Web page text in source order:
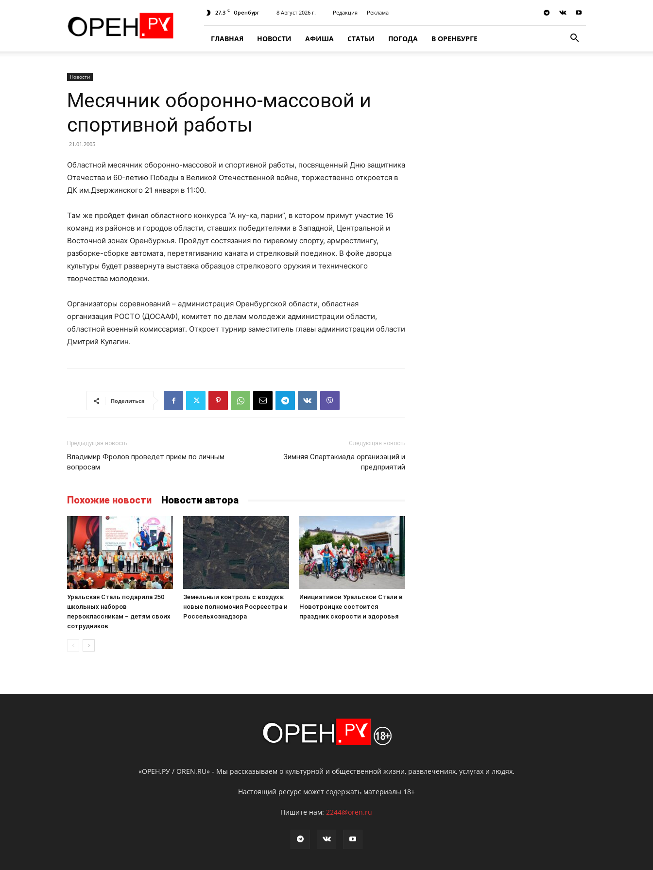
27.3 C Оренбург 8 Август 2026 г. Редакция Реклама
ГЛАВНАЯ НОВОСТИ АФИША СТАТЬИ ПОГОДА В ОРЕНБУРГЕ
Новости
Месячник оборонно-массовой и
спортивной работы
21.01.2005
Областной месячник оборонно-массовой и спортивной работы, посвященный Дню защитника
Отечества и 60-летию Победы в Великой Отечественной войне, торжественно откроется в
ДК им.Дзержинского 21 января в 11:00.
Там же пройдет финал областного конкурса “А ну-ка, парни”, в котором примут участие 16
команд из районов и городов области, ставших победителями в Западной, Центральной и
Восточной зонах Оренбуржья. Пройдут состязания по гиревому спорту, армрестлингу,
разборке-сборке автомата, перетягиванию каната и стрелковый поединок. В фойе дворца
культуры будет развернута выставка образцов стрелкового оружия и технического
творчества молодежи.
Организаторы соревнований – администрация Оренбургской области, областная
организация РОСТО (ДОСААФ), комитет по делам молодежи администрации области,
областной военный комиссариат. Откроет турнир заместитель главы администрации области
Дмитрий Кулагин.
Поделиться
Предыдущая новость
Владимир Фролов проведет прием по личным
вопросам
Следующая новость
Зимняя Спартакиада организаций и
предприятий
Похожие новости Новости автора
Уральская Сталь подарила 250
школьных наборов
первоклассникам – детям своих
сотрудников
Земельный контроль с воздуха:
новые полномочия Росреестра и
Россельхознадзора
Инициативой Уральской Стали в
Новотроицке состоится
праздник скорости и здоровья
«ОРЕН.РУ / OREN.RU» - Мы рассказываем о культурной и общественной жизни, развлечениях, услугах и людях.
Настоящий ресурс может содержать материалы 18+
Пишите нам:2244@oren.ru